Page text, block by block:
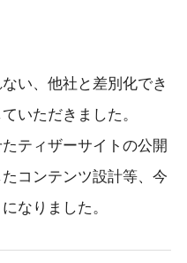
い、他社と差別化でき
いただきました。
ティザーサイトの公開
コンテンツ設計等、今
なりました。